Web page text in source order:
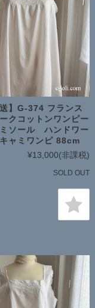
送】G-374 フランス
クコットンワンピー
ソール ハンドワー
ャミワンピ 88cm
¥13,000(非課税)
SOLD OUT